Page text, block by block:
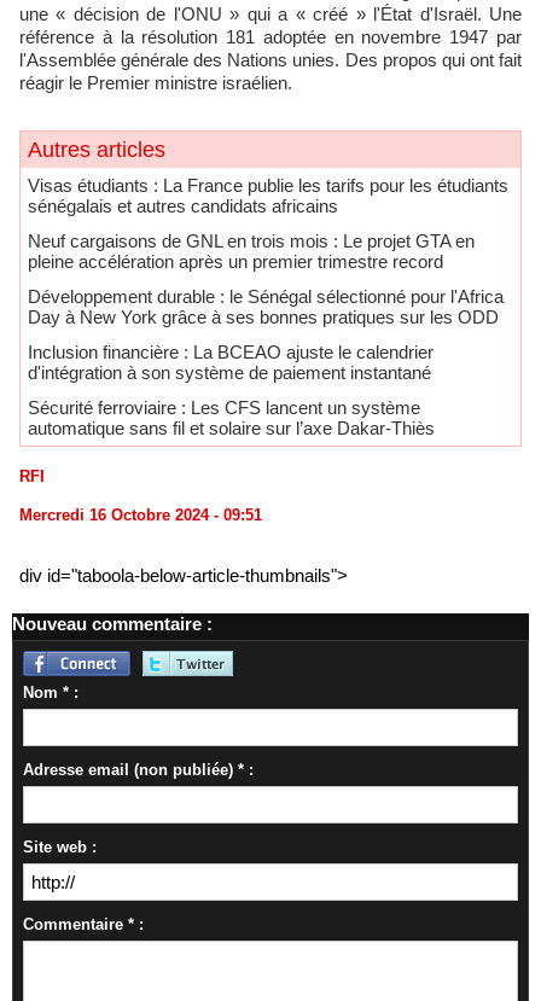
une « décision de l'ONU » qui a « créé » l'État d'Israël. Une
référence à la résolution 181 adoptée en novembre 1947 par
l'Assemblée générale des Nations unies. Des propos qui ont fait
réagir le Premier ministre israélien.
Autres articles
​Visas étudiants : La France publie les tarifs pour les étudiants
sénégalais et autres candidats africains
Neuf cargaisons de GNL en trois mois : Le projet GTA en
pleine accélération après un premier trimestre record
Développement durable : le Sénégal sélectionné pour l'Africa
Day à New York grâce à ses bonnes pratiques sur les ODD
​Inclusion financière : La BCEAO ajuste le calendrier
d'intégration à son système de paiement instantané
Sécurité ferroviaire : Les CFS lancent un système
automatique sans fil et solaire sur l’axe Dakar-Thiès
RFI
Mercredi 16 Octobre 2024 - 09:51
div id="taboola-below-article-thumbnails">
Nouveau commentaire :
Nom * :
Adresse email (non publiée) * :
Site web :
Commentaire * :